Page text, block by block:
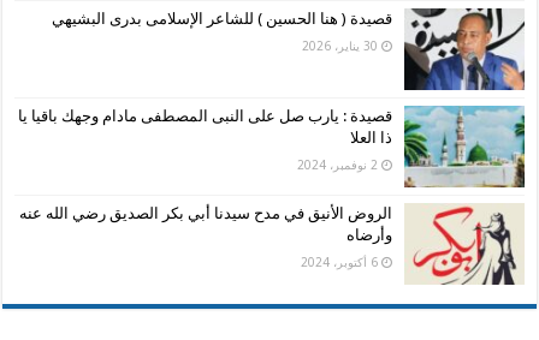
قصيدة ( هنا الحسين ) للشاعر الإسلامى بدرى البشيهي
30 يناير، 2026
قصيدة : يارب صل على النبى المصطفى مادام وجهك باقيا يا
ذا العلا
2 نوفمبر، 2024
الروض الأنيق في مدح سيدنا أبي بكر الصديق رضي الله عنه
وأرضاه
6 أكتوبر، 2024